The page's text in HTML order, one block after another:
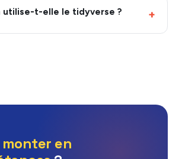
utilise-t-elle le tidyverse ?
monter en